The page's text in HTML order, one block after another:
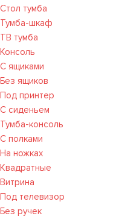
Стол тумба
Тумба-шкаф
ТВ тумба
Консоль
С ящиками
Без ящиков
Под принтер
С сиденьем
Тумба-консоль
С полками
На ножках
Квадратные
Витрина
Под телевизор
Без ручек